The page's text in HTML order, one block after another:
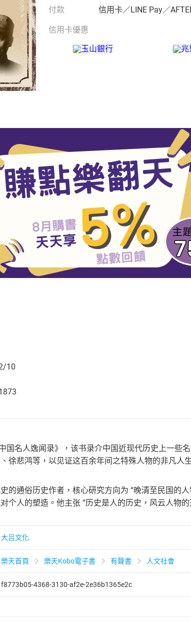
付款 信用卡／LINE Pay／
信用卡優惠
10
国名人逸闻录》，该书录介中国近现代历史上一些
徐悲鸿等，以见证这百余年间之特殊人物的非凡人
的通俗历史作者，核心研究方向为 “晚清至民国的
个人的塑造。他主张 “历史是人的历史，风云人物的
大吕文化
樂天首頁 樂天Kobo電子書 有聲書 人文社會
f8773b05-4368-3130-af2e-2e36b1365e2c